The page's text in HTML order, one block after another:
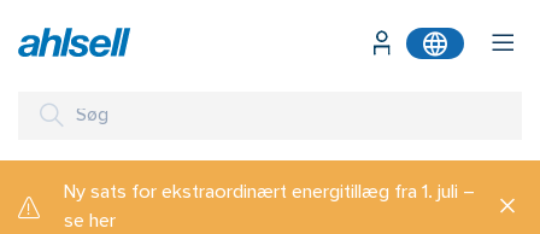
Ny sats for ekstraordinært energitillæg fra 1. juli –
se her